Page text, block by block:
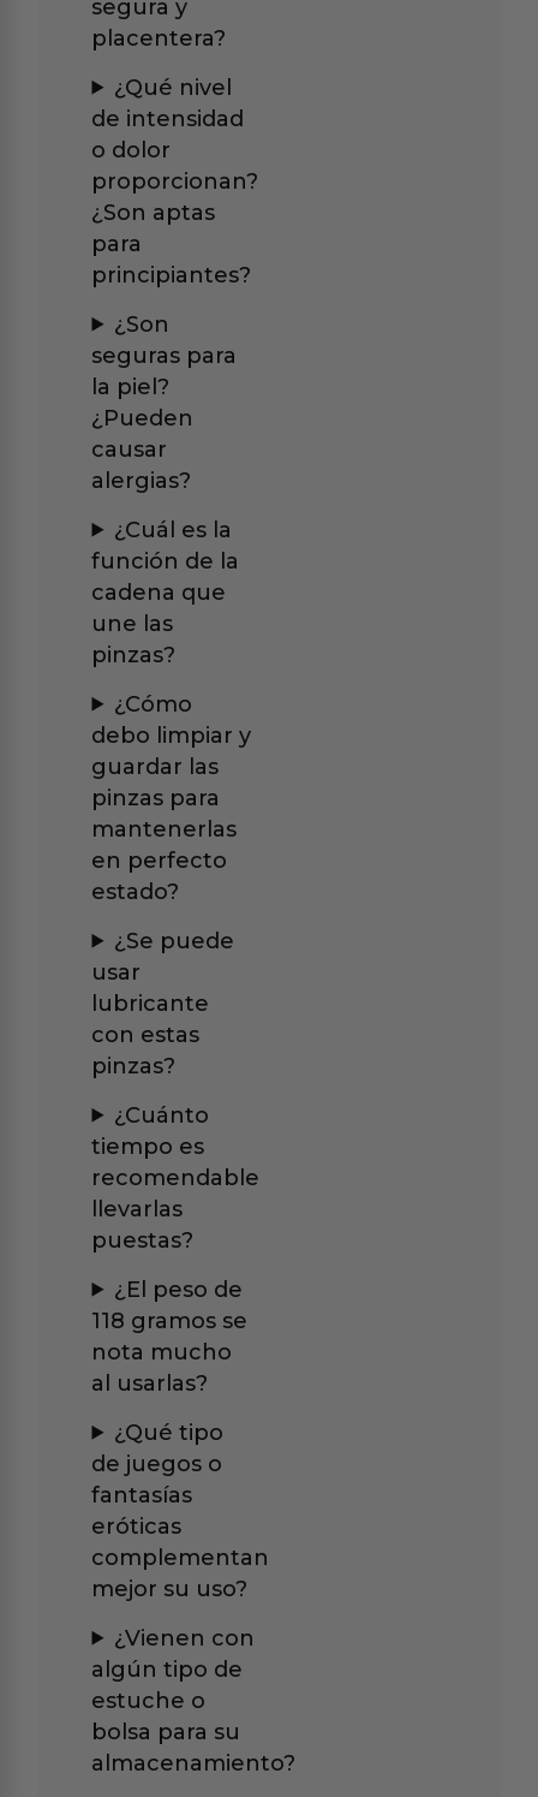
segura y
placentera?
¿Qué nivel
de intensidad
o dolor
proporcionan?
¿Son aptas
para
principiantes?
¿Son
seguras para
la piel?
¿Pueden
causar
alergias?
¿Cuál es la
función de la
cadena que
une las
pinzas?
¿Cómo
debo limpiar y
guardar las
pinzas para
mantenerlas
en perfecto
estado?
¿Se puede
usar
lubricante
con estas
pinzas?
¿Cuánto
tiempo es
recomendable
llevarlas
puestas?
¿El peso de
118 gramos se
nota mucho
al usarlas?
¿Qué tipo
de juegos o
fantasías
eróticas
complementan
mejor su uso?
¿Vienen con
algún tipo de
estuche o
bolsa para su
almacenamiento?